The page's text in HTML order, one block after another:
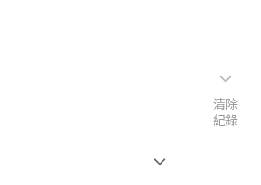
清除
紀錄